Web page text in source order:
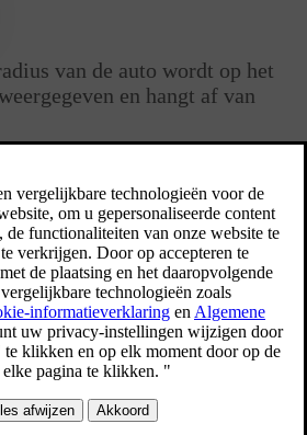
van de auto wordt op het
en hangt af van
af van het laadniveau van de auto
buiten de auto kunnen een
van de accu en de verwachte actieradius
weergegeven. De verwachte
op basis van je rijgedrag, zowel nu als in